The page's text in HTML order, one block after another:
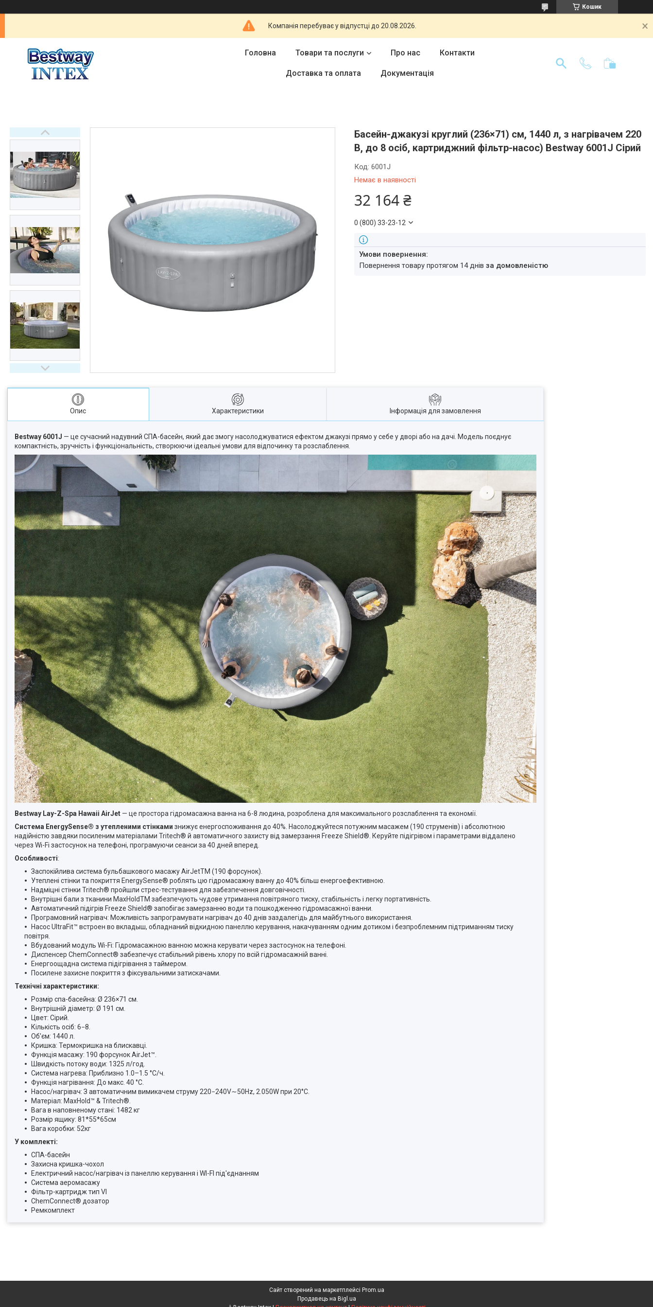
Кошик
Компанія перебуває у відпустці до 20.08.2026.
Головна Товари та послуги Про нас Контакти
Доставка та оплата Документація
Басейн-джакузі круглий (236×71) см, 1440 л, з нагрівачем 220
В, до 8 осіб, картриджний фільтр-насос) Bestway 6001J Сірий
Немає в наявності
Код:6001J
32 164 ₴
0 (800) 33-23-12
повернення товару протягом 14 днівза домовленістю
Опис Характеристики Інформація для замовлення
Bestway 6001J — це сучасний надувний СПА-басейн, який дає змогу насолоджуватися ефектом джакузі прямо у себе у дворі або на дачі. Модель поєднує
компактність, зручність і функціональність, створюючи ідеальні умови для відпочинку та розслаблення.
Bestway Lay-Z-Spa Hawaii AirJet — це простора гідромасажна ванна на 6-8 людина, розроблена для максимального розслаблення та економії.
Система EnergySense® з утепленими стінками знижує енергоспоживання до 40%. Насолоджуйтеся потужним масажем (190 струменів) і абсолютною
надійністю завдяки посиленим матеріалами Tritech® й автоматичного захисту від замерзання Freeze Shield®. Керуйте підігрівом і параметрами віддалено
через Wi-Fi застосунок на телефоні, програмуючи сеанси за 40 дней вперед.
Особливості:
Заспокійлива система бульбашкового масажу AirJetTM (190 форсунок).
Утеплені стінки та покриття EnergySense® роблять цю гідромасажну ванну до 40% більш енергоефективною.
Надміцні стінки Tritech® пройшли стрес-тестування для забезпечення довговічності.
Внутрішні бали з тканини MaxHoldTM забезпечують чудове утримання повітряного тиску, стабільність і легку портативність.
Автоматичний підігрів Freeze Shield® запобігає замерзанню води та пошкодженню гідромасажної ванни.
Програмовний нагрівач: Можливість запрограмувати нагрівач до 40 днів заздалегідь для майбутнього використання.
Насос UltraFit™ встроен во вкладыш, обладнаний відкидною панеллю керування, накачуванням одним дотиком і безпроблемним підтриманням тиску
повітря.
Вбудований модуль Wi-Fi: Гідромасажною ванною можна керувати через застосунок на телефоні.
Диспенсер ChemConnect® забезпечує стабільний рівень хлору по всій гідромасажній ванні.
Енергоощадна система підігрівання з таймером.
Посилене захисне покриття з фіксувальними затискачами.
Технічні характеристики:
Розмір спа-басейна: Ø 236×71 см.
Внутрішній діаметр: Ø 191 см.
Цвет: Сірий.
Кількість осіб: 6−8.
Об'єм: 1440 л.
Кришка: Термокришка на блискавці.
Функція масажу: 190 форсунок AirJet™.
Швидкість потоку води: 1325 л/год.
Система нагрева: Приблизно 1.0–1.5 °C/ч.
Функція нагрівання: До макс. 40 °C.
Насос/нагрівач: З автоматичним вимикачем струму 220−240V∼50Hz, 2.050W при 20°C.
Матеріал: MaxHold™ & Tritech®.
Вага в наповненому стані: 1482 кг
Розмір ящику: 81*55*65см
Вага коробки: 52кг
У комплекті:
СПА-басейн
Захисна кришка-чохол
Електричний насос/нагрівач із панеллю керування і WI-FI під'єднанням
Система аеромасажу
Фільтр-картридж тип VI
ChemConnect® дозатор
Ремкомплект
Сайт створений на маркетплейсі Prom.ua
Продавець на Bigl.ua